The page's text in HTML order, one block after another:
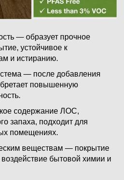
— образует прочное
устойчивое к
и истиранию.
— после добавления
повышенную
содержание ЛОС,
запаха, подходит для
помещениях.
веществам — покрытие
бытовой химии и